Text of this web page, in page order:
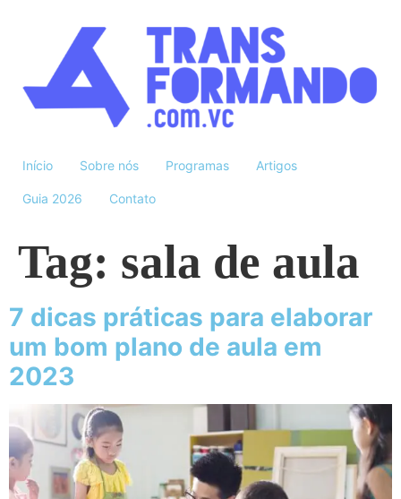
Início Sobre nós Programas Artigos
Guia 2026 Contato
Tag: sala de aula
7 dicas práticas para elaborar
um bom plano de aula em
2023